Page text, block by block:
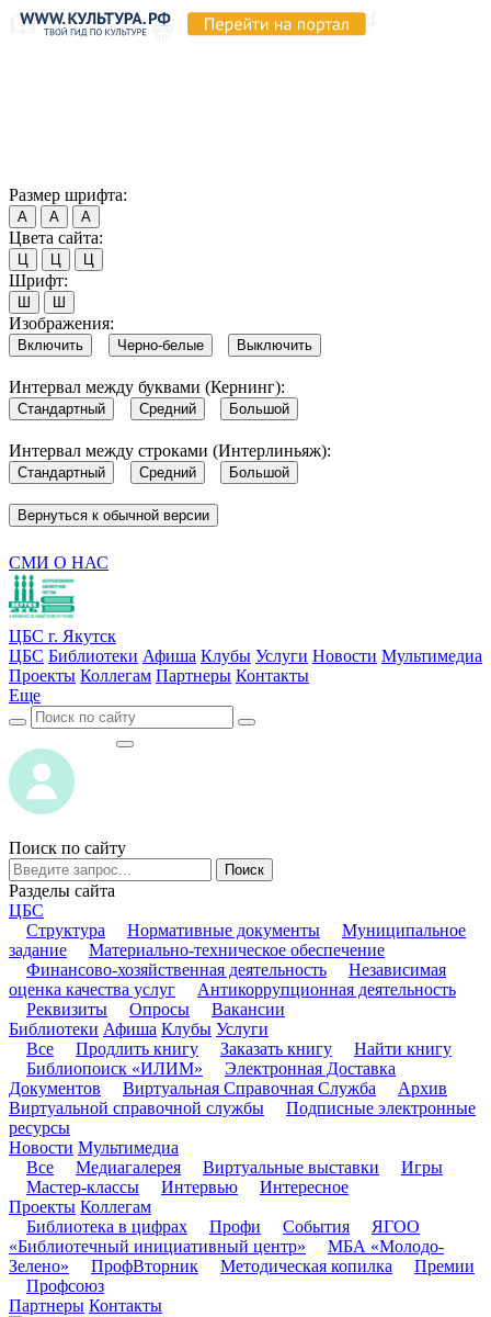
Размер шрифта:
А А А
Цвета сайта:
Ц Ц Ц
Шрифт:
Ш Ш
Изображения:
Включить Черно-белые Выключить
Интервал между буквами (Кернинг):
Стандартный Средний Большой
Интервал между строками (Интерлиньяж):
Стандартный Средний Большой
Вернуться к обычной версии
СМИ О НАС
ЦБС г. Якутск
ЦБС Библиотеки Афиша Клубы Услуги Новости Мультимедиа
Проекты Коллегам Партнеры Контакты
Еще
Поиск по сайту
Поиск
Разделы сайта
ЦБС
Структура
Нормативные документы
Муниципальное
задание
Материально-техническое обеспечение
Финансово-хозяйственная деятельность
Независимая
оценка качества услуг
Антикоррупционная деятельность
Реквизиты
Опросы
Вакансии
Библиотеки Афиша Клубы Услуги
Все
Продлить книгу Заказать книгу
Найти книгу
Библиопоиск «ИЛИМ»
Электронная Доставка
Документов
Виртуальная Справочная Служба
Архив
Виртуальной справочной службы
Подписные электронные
ресурсы
Новости Мультимедиа
Все
Медиагалерея Виртуальные выставки
Игры
Мастер-классы
Интервью
Интересное
Проекты Коллегам
Библиотека в цифрах
Профи События
ЯГОО
«Библиотечный инициативный центр»
МБА «Молодо-
Зелено»
ПрофВторник Методическая копилка
Премии
Профсоюз
Партнеры Контакты